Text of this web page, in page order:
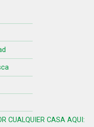
CUALQUIER CASA AQUI: